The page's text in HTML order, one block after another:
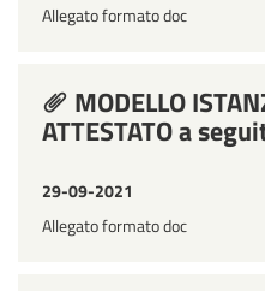
Allegato formato doc
MODELLO
ATTESTATO a
29-09-2021
Allegato formato doc